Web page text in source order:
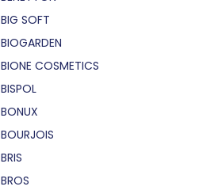
BIG SOFT
BIOGARDEN
BIONE COSMETICS
BISPOL
BONUX
BOURJOIS
BRIS
BROS